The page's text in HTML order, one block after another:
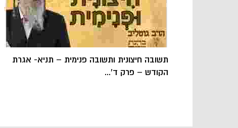
תשובה חיצונית ותשובה פנימית – תניא- אגרת
הקודש – פרק ד'...